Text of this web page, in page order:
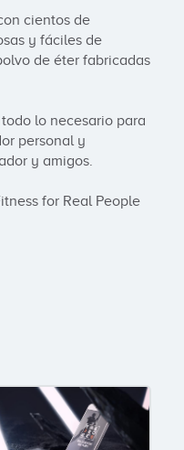
cientos de
y fáciles de
de éter fabricadas
lo necesario para
personal y
y amigos.
for Real People